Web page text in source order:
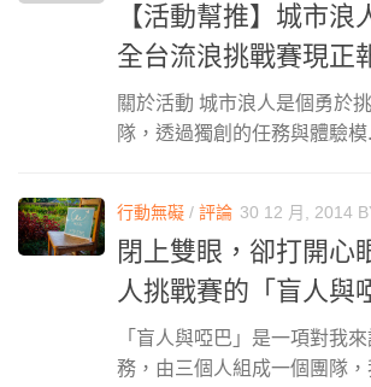
【活動幫推】城市
全台流浪挑戰賽現正
關於活動 城市浪人是個勇於
隊，透過獨創的任務與體驗模
行動無礙 / 評論 30 12 月, 2014
閉上雙眼，卻打開心
人挑戰賽的「盲人與
「盲人與啞巴」是一項對我
務，由三個人組成一個團隊，